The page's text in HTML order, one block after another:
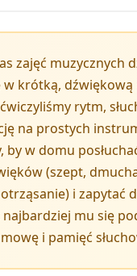
zasada „słucham,
—
delikatne nagranie
(opcjonalnie) lub
dźwiękowe na
dzieciom chustki lub
zajęć muzycznych
w krótką,
rytm,
na prostych
by w domu
(szept,
i zapytać
mu się
i pamięć